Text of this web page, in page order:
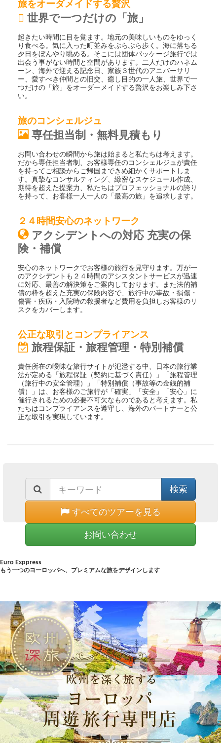
旅をオーダメイドする贅沢
世界で一つだけの「旅」
起きたい時間に目を覚ます。地元の美味しいものをゆっく
り食べる。気に入った町並みをぶらぶら歩く。海に落ちる
夕日をぼんやり眺める。そこには団体パッケージ旅行では
出会う事がない時間と空間があります。二人だけのハネム
ーン、海外で迎える記念日、家族３世代のアニバーサリ
ー、愛すべき仲間との旧交、癒し目的の一人旅、世界で一
つだけの「旅」をオーダーメイドする贅沢をお楽しみ下さ
い。
旅のコンシェルジュ
専任担当制・無料見積もり
お問い合わせの瞬間から旅は始まると私たちは考えます。
だから専任担当者制、お客様専任のコンシェルジュが責任
を持ってご相談からご帰国まできめ細かくサポートしま
す。真摯なコンサルティング、緻密なスケジュール作成、
期待を超えた提案力、私たちはプロフェッショナルの誇り
を持って、お客様一人一人の「最高の旅」を追求します。
２４時間安心のネットワーク
アクシデントへの対応 充実の保
険・補償
安心のネットワークでお客様の旅行を見守ります。万が一
のアクシデントも２４時間のアシスタントサービスが迅速
に対応、最善の解決策をご案内しております。また法的補
償の枠を超えた充実の保険内容で、旅行中の事故・損傷・
傷害・疾病・入院時の救援者など費用を負担しお客様のリ
スクをカバーします。
公正な取引とコンプライアンス
旅程保証・旅程管理・特別補償
責任所在の曖昧な旅行サイトが氾濫する中、日本の旅行業
法が定める「旅程保証（契約に基づく責任）」「旅程管理
（旅行中の安全管理）」「特別補償（事故等の金銭的補
償）」は、お客様のご旅行が「確実」「安全」「安心」に
催行されるための必要不可欠なものであると考えます。私
たちはコンプライアンスを遵守し、海外のパートナーと公
正な取引を実現しています。
すべてのツアーを見る
お問い合わせ
Euro Exppress
もう一つのヨーロッパへ、プレミアムな旅をデザインします